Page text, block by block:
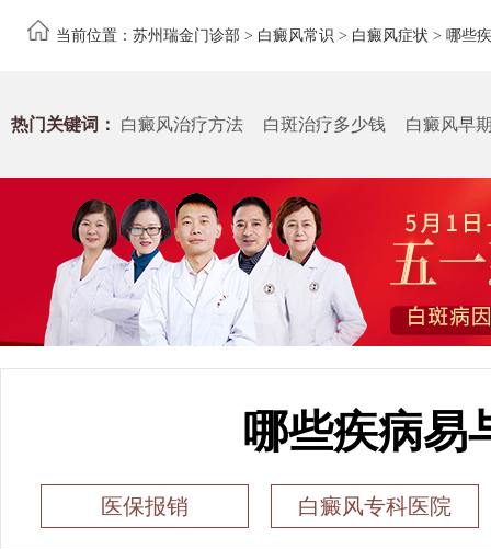
当前位置： 苏州瑞金门诊部 > 白癜风常识 > 白癜风症状 > 哪些
热门关键词： 白癜风治疗方法 白斑治疗多少钱 白癜风早
哪些疾病易
医保报销 白癜风专科医院